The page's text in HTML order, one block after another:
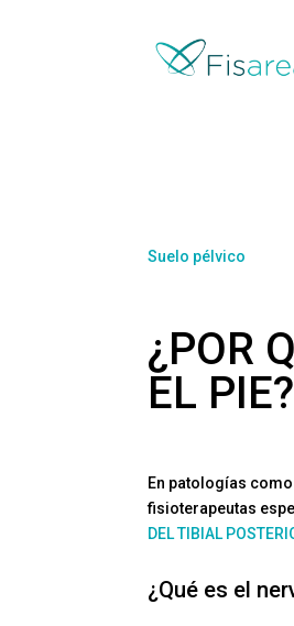
Suelo pélvico
¿POR
EL PIE?
En patologías como
fisioterapeutas
DEL TIBIAL
¿Qué es el